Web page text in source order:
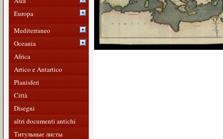
Europa
Mediterraneo
Oceania
Africa
Artico e Antartico
Planisferi
Città
Disegni
altri documenti antichi
Титульные листы